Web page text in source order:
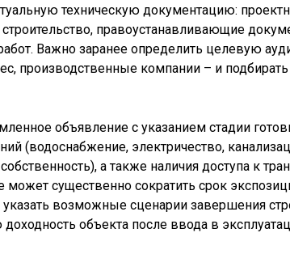
техническую документацию:
правоустанавливающие
Важно заранее определить целевую
производственные компании – и
объявление с указанием стадии
(водоснабжение, электричество,
а также наличия доступа к
может существенно сократить срок
указать возможные сценарии завершения
объекта после ввода в